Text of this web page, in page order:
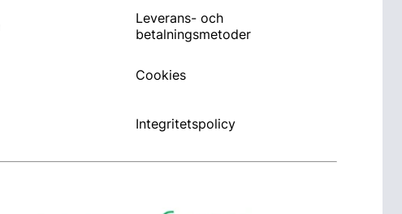
Leverans- och
betalningsmetoder
Cookies
Integritetspolicy